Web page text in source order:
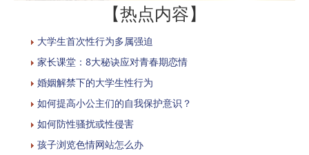
【热点内容】
大学生首次性行为多属强迫
家长课堂：8大秘诀应对青春期恋情
婚姻解禁下的大学生性行为
如何提高小公主们的自我保护意识？
如何防性骚扰或性侵害
孩子浏览色情网站怎么办